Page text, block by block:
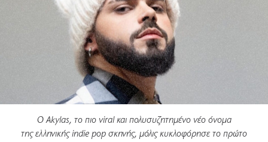
Ο Akylas, το πιο viral και πολυσυζητημένο νέο όνομα
της ελληνικής indie pop σκηνής, μόλις κυκλοφόρησε το πρώτο